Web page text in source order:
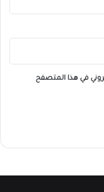
في هذا المتصفح